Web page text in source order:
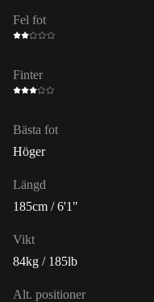
Fel fot
Finter
Bästa fot
Höger
Längd
185cm / 6'1"
Vikt
84kg / 185lb
Alt. positioner